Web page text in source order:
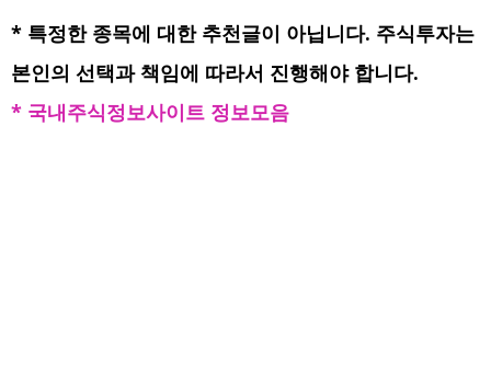
* 특정한 종목에 대한 추천글이 아닙니다. 주식투자는
본인의 선택과 책임에 따라서 진행해야 합니다.
* 국내주식정보사이트 정보모음